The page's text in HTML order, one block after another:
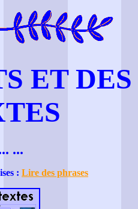
ET DES
...
: Lire des phrases